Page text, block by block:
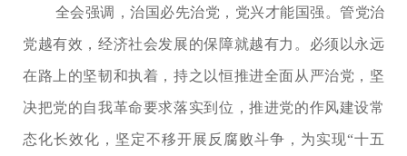
全会强调，治国必先治党，党兴才能国强。管党治
党越有效，经济社会发展的保障就越有力。必须以永远
在路上的坚韧和执着，持之以恒推进全面从严治党，坚
决把党的自我革命要求落实到位，推进党的作风建设常
态化长效化，坚定不移开展反腐败斗争，为实现“十五